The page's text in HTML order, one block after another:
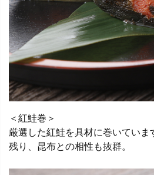
＜紅鮭巻＞
厳選した紅鮭を具材に巻いていま
残り、昆布との相性も抜群。